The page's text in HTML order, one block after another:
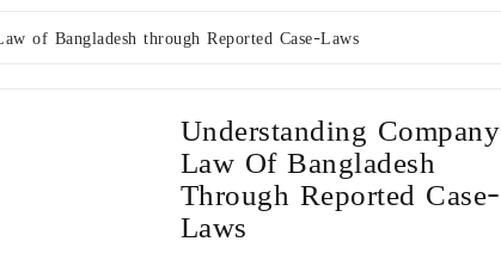
of Bangladesh through Reported Case-Laws
Understanding Company
Law Of Bangladesh
Through Reported Case-
Laws